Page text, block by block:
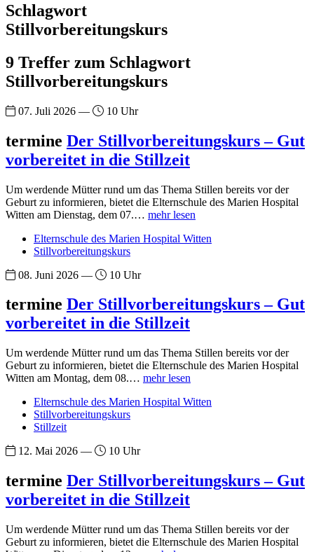
Schlagwort
Stillvorbereitungskurs
9 Treffer zum Schlagwort
Stillvorbereitungskurs
07. Juli 2026 — 10 Uhr
termine Der Stillvorbereitungskurs – Gut
vorbereitet in die Stillzeit
Um werdende Mütter rund um das Thema Stillen bereits vor der
Geburt zu informieren, bietet die Elternschule des Marien Hospital
Witten am Dienstag, dem 07.… mehr lesen
Elternschule des Marien Hospital Witten
Stillvorbereitungskurs
08. Juni 2026 —
10 Uhr
termine Der Stillvorbereitungskurs – Gut
vorbereitet in die Stillzeit
Um werdende Mütter rund um das Thema Stillen bereits vor der
Geburt zu informieren, bietet die Elternschule des Marien Hospital
Witten am Montag, dem 08.… mehr lesen
Elternschule des Marien Hospital Witten
Stillvorbereitungskurs
Stillzeit
12. Mai 2026 —
10 Uhr
termine Der Stillvorbereitungskurs – Gut
vorbereitet in die Stillzeit
Um werdende Mütter rund um das Thema Stillen bereits vor der
Geburt zu informieren, bietet die Elternschule des Marien Hospital